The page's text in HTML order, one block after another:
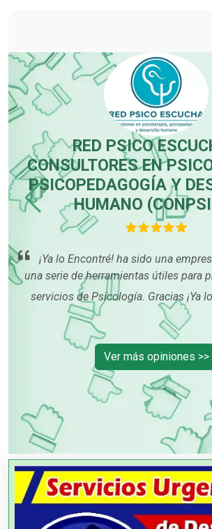
RED PSICO
CONSULTORES EN
PSICOPEDAGOGÍA Y
HUMANO
¡Ya lo Encontré! ha sido una
una serie de herramientas útiles para
servicios de Psicología. Gracias ¡Ya
Ver más opiniones >>
OTROS NEGOCIOS